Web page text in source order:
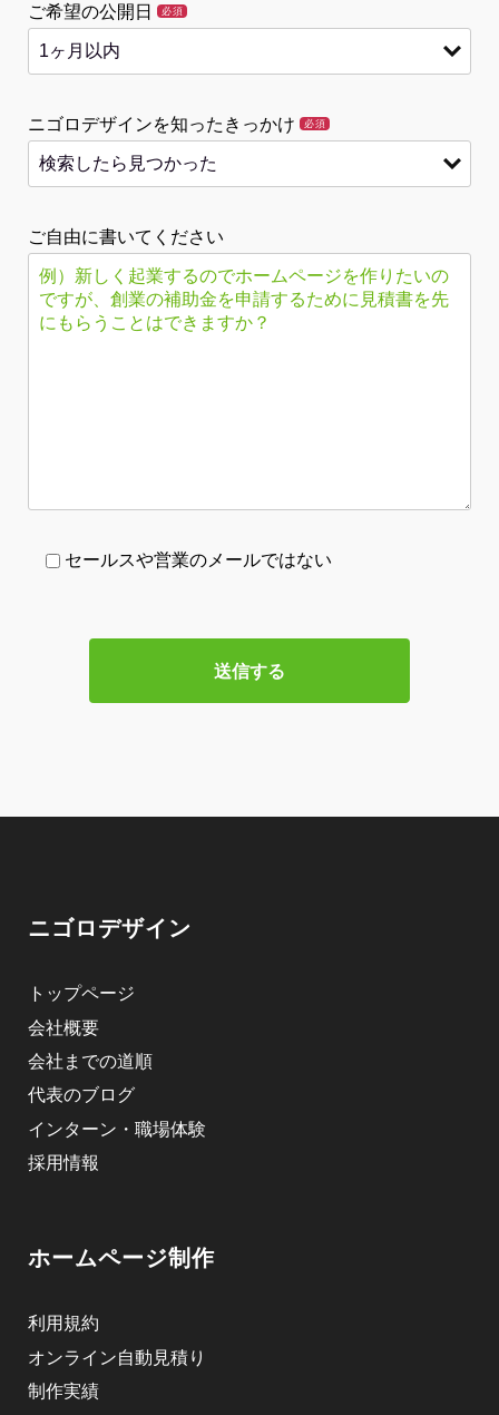
ご希望の公開日 必須
ニゴロデザインを知ったきっかけ 必須
ご自由に書いてください
セールスや営業のメールではない
ニゴロデザイン
トップページ
会社概要
会社までの道順
代表のブログ
インターン・職場体験
採用情報
ホームページ制作
利用規約
オンライン自動見積り
制作実績